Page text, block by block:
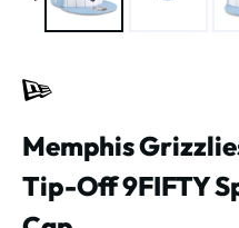
Memphis
Tip-Off 9FIFTY